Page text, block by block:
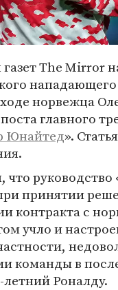
The Mirror
нападающего
норвежца
главного
Юнайтед».
что руководство
принятии
контракта с
учло и
команды в
Роналду.